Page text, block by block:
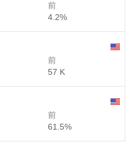
前
4.2%
前
57 K
前
61.5%